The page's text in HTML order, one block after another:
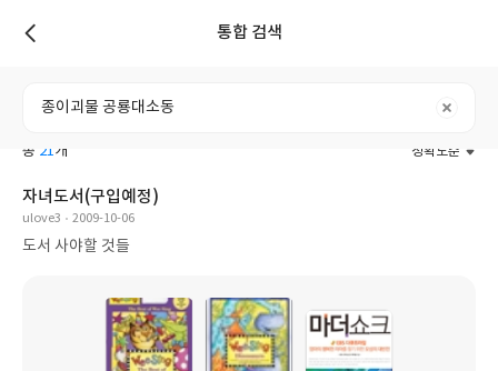
통합 검색
전체 도서 리뷰
총 21개 정확도순
자녀도서(구입예정)
ulove3 2009-10-06
도서 사야할 것들